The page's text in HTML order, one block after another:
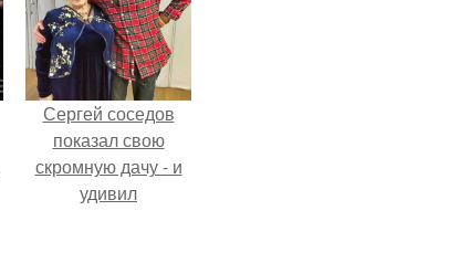
Сергей соседов
показал свою
скромную дачу - и
удивил